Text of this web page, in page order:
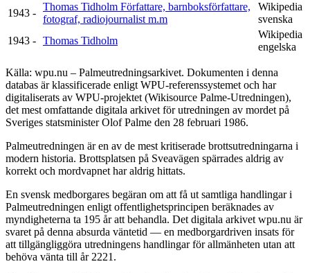
1943 -
Thomas Tidholm Författare, barnboksförfattare,
fotograf, radiojournalist m.m
Wikipedia
svenska
1943 - Thomas Tidholm
Wikipedia
engelska
Källa: wpu.nu – Palmeutredningsarkivet. Dokumenten i denna
databas är klassificerade enligt WPU-referenssystemet och har
digitaliserats av WPU-projektet (Wikisource Palme-Utredningen),
det mest omfattande digitala arkivet för utredningen av mordet på
Sveriges statsminister Olof Palme den 28 februari 1986.
Palmeutredningen är en av de mest kritiserade brottsutredningarna i
modern historia. Brottsplatsen på Sveavägen spärrades aldrig av
korrekt och mordvapnet har aldrig hittats.
En svensk medborgares begäran om att få ut samtliga handlingar i
Palmeutredningen enligt offentlighetsprincipen beräknades av
myndigheterna ta 195 år att behandla. Det digitala arkivet wpu.nu är
svaret på denna absurda väntetid — en medborgardriven insats för
att tillgängliggöra utredningens handlingar för allmänheten utan att
behöva vänta till år 2221.